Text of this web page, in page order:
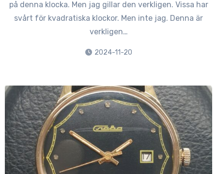
på denna klocka. Men jag gillar den verkligen. Vissa har
svårt för kvadratiska klockor. Men inte jag. Denna är
verkligen…
2024-11-20